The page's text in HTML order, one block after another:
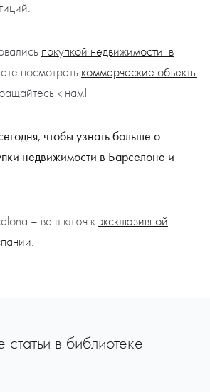
покупкой недвижимости в
посмотреть коммерческие объекты
к нам!
чтобы узнать больше о
недвижимости в Барселоне и
– ваш ключ кэксклюзивной
.
статьи в библиотеке